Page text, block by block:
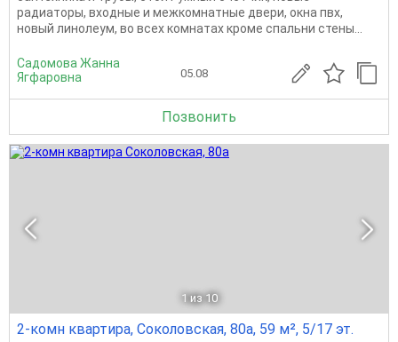
радиаторы, входные и межкомнатные двери, окна пвх,
новый линолеум, во всех комнатах кроме спальни стены...
Садомова Жанна
Ягфаровна
05.08
Позвонить
1 из 10
2-комн квартира, Соколовская, 80а, 59 м², 5/17 эт.